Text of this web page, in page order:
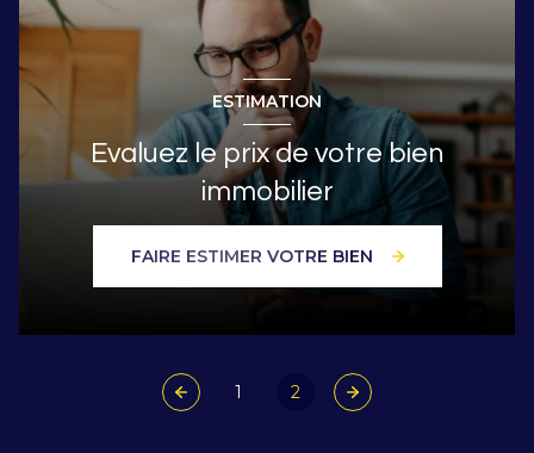
ESTIMATION
Evaluez le prix de votre bien
immobilier
FAIRE ESTIMER VOTRE BIEN
1 2